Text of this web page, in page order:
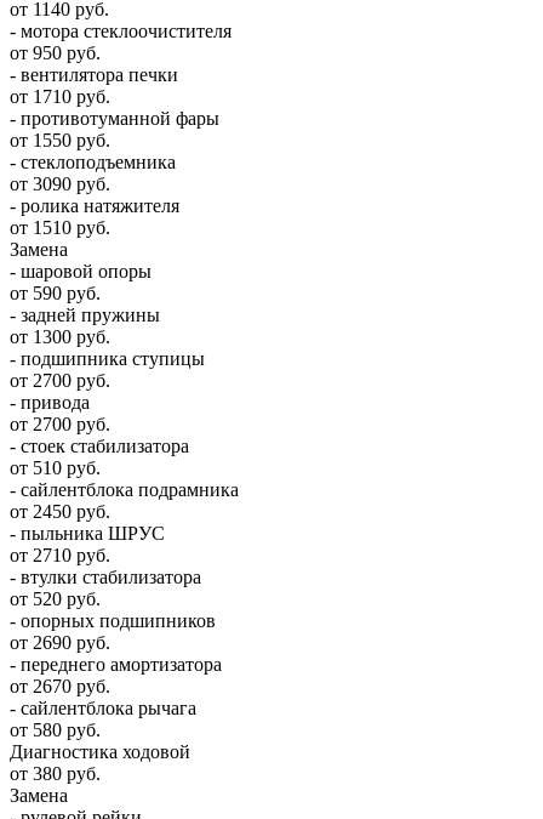
от 1140 руб.
- мотора стеклоочистителя
от 950 руб.
- вентилятора печки
от 1710 руб.
- противотуманной фары
от 1550 руб.
- стеклоподъемника
от 3090 руб.
- ролика натяжителя
от 1510 руб.
Замена
- шаровой опоры
от 590 руб.
- задней пружины
от 1300 руб.
- подшипника ступицы
от 2700 руб.
- привода
от 2700 руб.
- стоек стабилизатора
от 510 руб.
- сайлентблока подрамника
от 2450 руб.
- пыльника ШРУС
от 2710 руб.
- втулки стабилизатора
от 520 руб.
- опорных подшипников
от 2690 руб.
- переднего амортизатора
от 2670 руб.
- сайлентблока рычага
от 580 руб.
Диагностика ходовой
от 380 руб.
Замена